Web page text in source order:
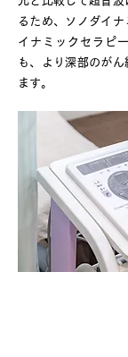
るため、ソノダイ
イナミックセラピ
も、より深部のが
ます。